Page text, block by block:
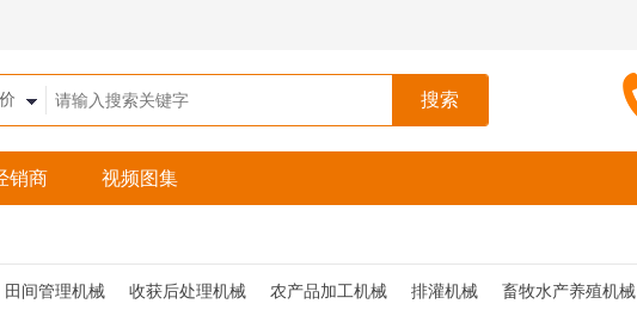
销商 视频图集
田间管理机械 收获后处理机械 农产品加工机械 排灌机械 畜牧水产养殖机械